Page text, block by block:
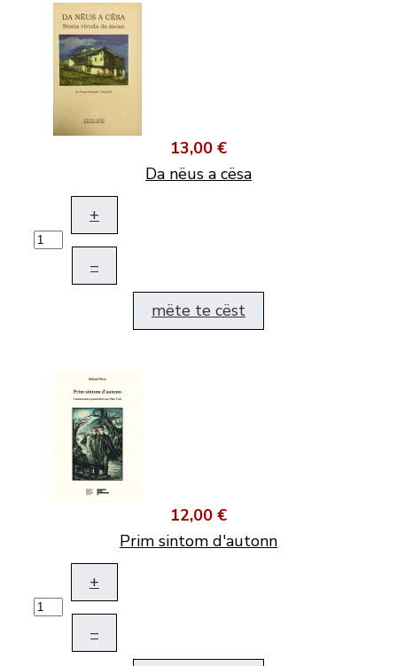
13,00 €
Da nëus a cësa
+
–
mëte te cëst
12,00 €
Prim sintom d'autonn
+
–